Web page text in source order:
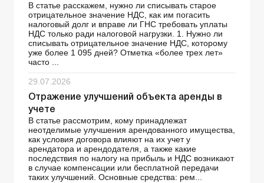
В статье расскажем, нужно ли списывать старое
отрицательное значение НДС, как им погасить
налоговый долг и вправе ли ГНС требовать уплаты
НДС только ради налоговой нагрузки. 1. Нужно ли
списывать отрицательное значение НДС, которому
уже более 1 095 дней? Отметка «более трех лет»
часто ...
29.07.2026
Отражение улучшений объекта аренды в
учете
В статье рассмотрим, кому принадлежат
неотделимые улучшения арендованного имущества,
как условия договора влияют на их учет у
арендатора и арендодателя, а также какие
последствия по налогу на прибыль и НДС возникают
в случае компенсации или бесплатной передачи
таких улучшений. Основные средства: рем...